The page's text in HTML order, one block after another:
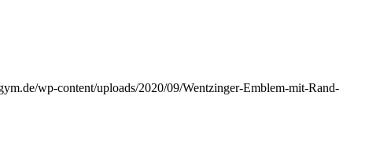
wp-content/uploads/2020/09/Wentzinger-Emblem-mit-Rand-